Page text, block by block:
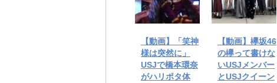
【動画】「笑神
様は突然に」
USJで橋本環奈
がハリポタ体
【動画】欅坂46
の欅って書けな
いUSJメンバー
とUSJクイーン